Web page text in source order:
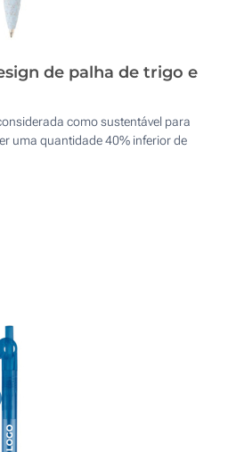
de palha de trigo e
como sustentável para
uma quantidade 40% inferior de